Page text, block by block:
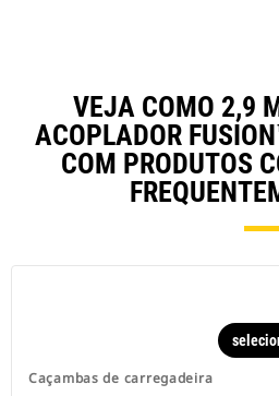
VEJA COMO 2,9
ACOPLADOR
COM PRODUTOS
Caçambas de carregadeira